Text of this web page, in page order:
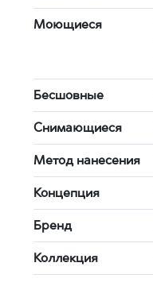
Моющиеся
Бесшовные
Снимающиеся
Метод нанесения
Концепция
Бренд
Коллекция